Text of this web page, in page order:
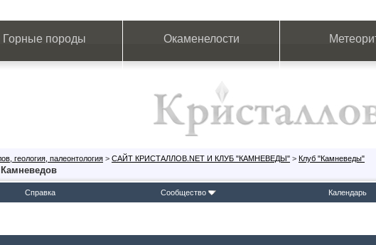
Горные породы Окаменелости
геология, палеонтология > САЙТ КРИСТАЛЛОВ.NET И КЛУБ "КАМНЕВЕДЫ" > Клуб "Камневеды"
Справка Сообщество Календарь